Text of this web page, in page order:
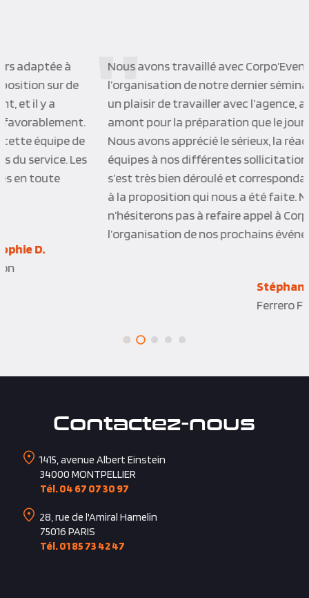
Nous avons travaillé avec Corpo’Events pour
l’organisation de notre dernier séminaire, cela a été
un plaisir de travailler avec l’agence, aussi bien en
amont pour la préparation que le jour du séminaire.
Nous avons apprécié le sérieux, la réactivité des
équipes à nos différentes sollicitations. Le séminaire
s’est très bien déroulé et correspondait exactement
à la proposition qui nous a été faite. Nous
n’hésiterons pas à refaire appel à Corpo’Events pour
l’organisation de nos prochains événements.
1415, avenue Albert Einstein
34000MONTPELLIER
28, rue de l'Amiral Hamelin
75016PARIS